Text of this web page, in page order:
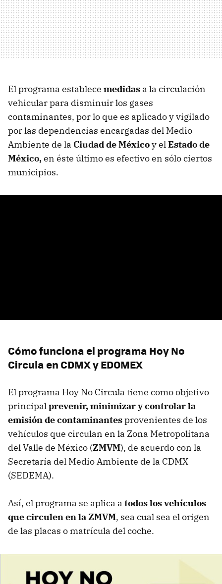
El programa establece medidas a la circulación
vehicular para disminuir los gases
contaminantes, por lo que es aplicado y vigilado
por las dependencias encargadas del Medio
Ambiente de la Ciudad de Méxicoy elEstado de
México,en éste último es efectivo en sólo ciertos
municipios.
Cómo funciona el programa Hoy No
Circula en CDMX y EDOMEX
El programa Hoy No Circula tiene como objetivo
principalprevenir, minimizar y controlar la
emisión de contaminantesprovenientes de los
vehículos que circulan en la Zona Metropolitana
del Valle de México (ZMVM), de acuerdo con la
Secretaría del Medio Ambiente de la CDMX
(SEDEMA).
Así, el programa se aplica a todos los vehículos
que circulen en la ZMVM, sea cual sea el origen
de las placas o matrícula del coche.